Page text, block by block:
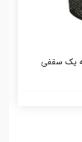
یک سقفی